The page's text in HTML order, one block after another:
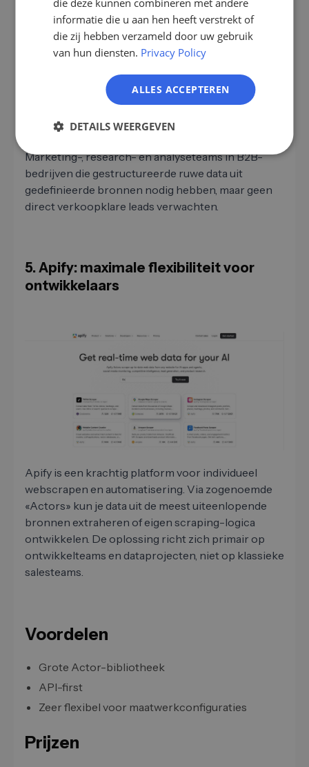
Prijzen
Gratis plan beperkt
Betaalde plannen beschikbaar
Geschikt voor:
Marketing-, research- en analyseteams in B2B-
bedrijven die gestructureerde ruwe data uit
gedefinieerde bronnen nodig hebben, maar geen
direct verkoopklare leads verwachten.
5. Apify: maximale flexibiliteit voor
ontwikkelaars
Apify is een krachtig platform voor individueel
webscrapen en automatisering. Via zogenoemde
«Actors» kun je data uit de meest uiteenlopende
bronnen extraheren of eigen scraping-logica
ontwikkelen. De oplossing richt zich primair op
ontwikkelteams en dataprojecten, niet op klassieke
salesteams.
Voordelen
Grote Actor-bibliotheek
API-first
Zeer flexibel voor maatwerkconfiguraties
Prijzen
NL
PL
die deze kunnen combineren met andere
informatie die u aan hen heeft verstrekt of
die zij hebben verzameld door uw gebruik
van hun diensten. Privacy Policy
ALLES ACCEPTEREN
DETAILS WEERGEVEN